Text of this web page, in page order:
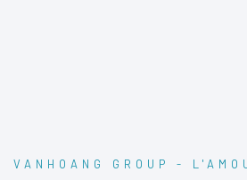
VANHOANG GROUP -